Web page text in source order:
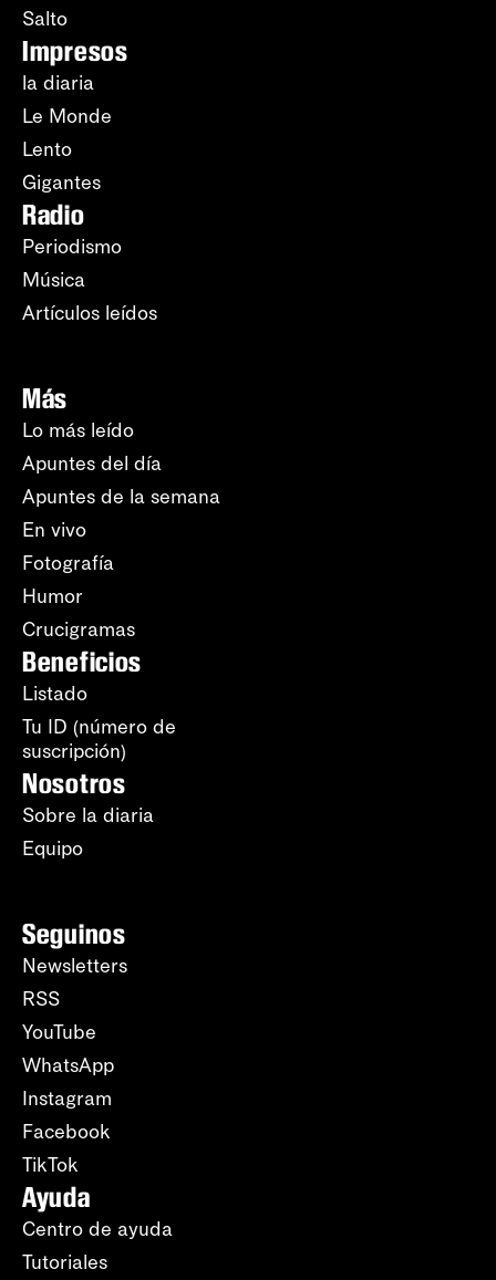
Salto
Impresos
la diaria
Le Monde
Lento
Gigantes
Radio
Periodismo
Música
Artículos leídos
Más
Lo más leído
Apuntes del día
Apuntes de la semana
En vivo
Fotografía
Humor
Crucigramas
Beneficios
Listado
Tu ID (número de
suscripción)
Nosotros
Sobre la diaria
Equipo
Seguinos
Newsletters
RSS
YouTube
WhatsApp
Instagram
Facebook
TikTok
Ayuda
Centro de ayuda
Tutoriales